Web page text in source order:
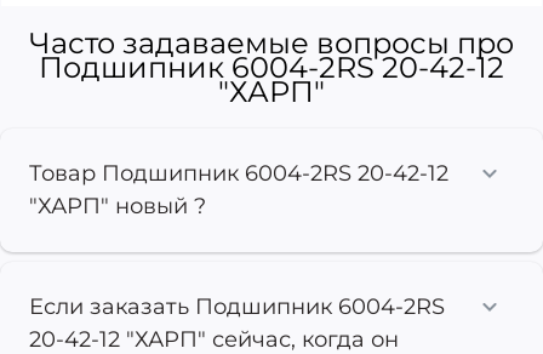
Часто задаваемые вопросы про
Подшипник 6004-2RS 20-42-12
"ХАРП"
Товар Подшипник 6004-2RS 20-42-12
"ХАРП" новый ?
Если заказать Подшипник 6004-2RS
20-42-12 "ХАРП" сейчас, когда он